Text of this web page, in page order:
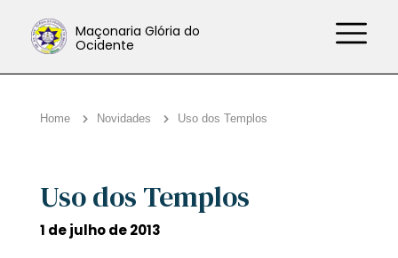
Maçonaria Glória do
Ocidente
Home Novidades Uso dos Templos
Uso dos Templos
1 de julho de 2013